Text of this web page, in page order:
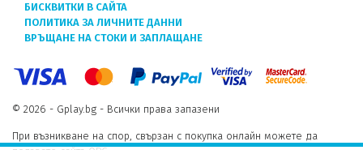
БИСКВИТКИ В САЙТА
ПОЛИТИКА ЗА ЛИЧНИТЕ ДАННИ
ВРЪЩАНЕ НА СТОКИ И ЗАПЛАЩАНЕ
© 2026 - Gplay.bg - Всички права запазени
При възникване на спор, свързан с покупка онлайн можете да